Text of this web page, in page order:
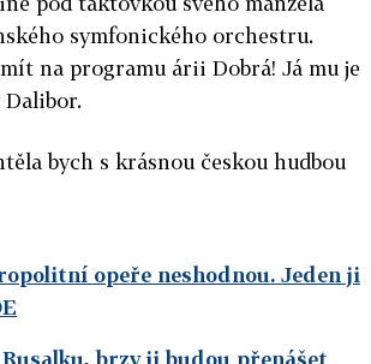
symfonického orchestru.
na programu árii Dobrá! Já mu je
Dalibor.
bych s krásnou českou hudbou
opeře neshodnou. Jeden ji
brzy ji budou přenášet